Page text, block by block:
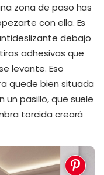
zona de paso has
con ella. Es
debajo
adhesivas que
levante. Eso
quede bien situada
pasillo, que suele
torcida creará